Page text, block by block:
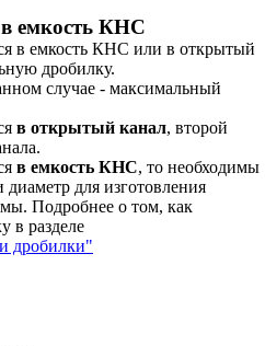
емкость КНС
в емкость КНС или в открытый
дробилку.
случае - максимальный
в открытый канал, второй
в емкость КНС, то необходимы
для изготовления
Подробнее о том, как
в разделе
дробилки"